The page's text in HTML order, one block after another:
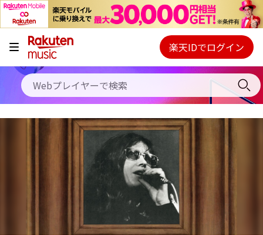
キャンペーン
料金プラン
使い方
初回30日間無料お試し
Webプレイヤー
ご契約内容の確認・変更
楽天IDでログイン